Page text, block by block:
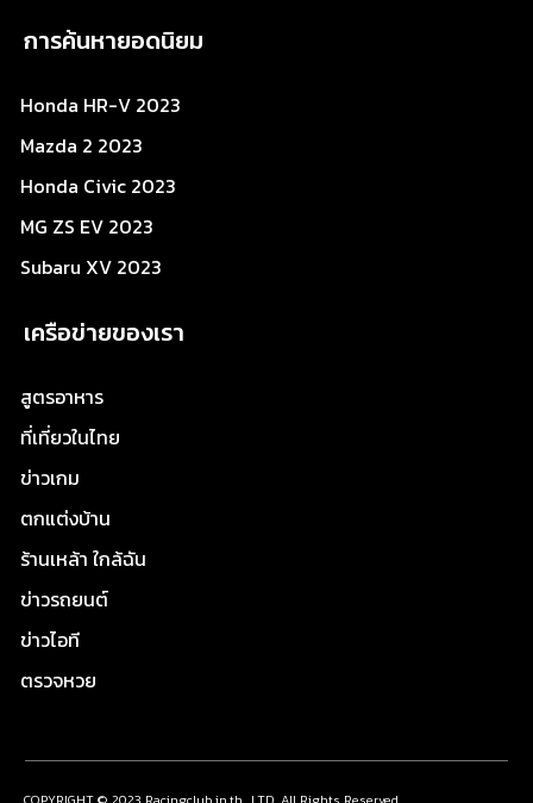
การค้นหายอดนิยม
Honda HR-V 2023
Mazda 2 2023
Honda Civic 2023
MG ZS EV 2023
Subaru XV 2023
เครือข่ายของเรา
สูตรอาหาร
ที่เที่ยวในไทย
ข่าวเกม
ตกแต่งบ้าน
ร้านเหล้า ใกล้ฉัน
ข่าวรถยนต์
ข่าวไอที
ตรวจหวย
COPYRIGHT © 2023 Racingclub.in.th., LTD. All Rights Reserved.